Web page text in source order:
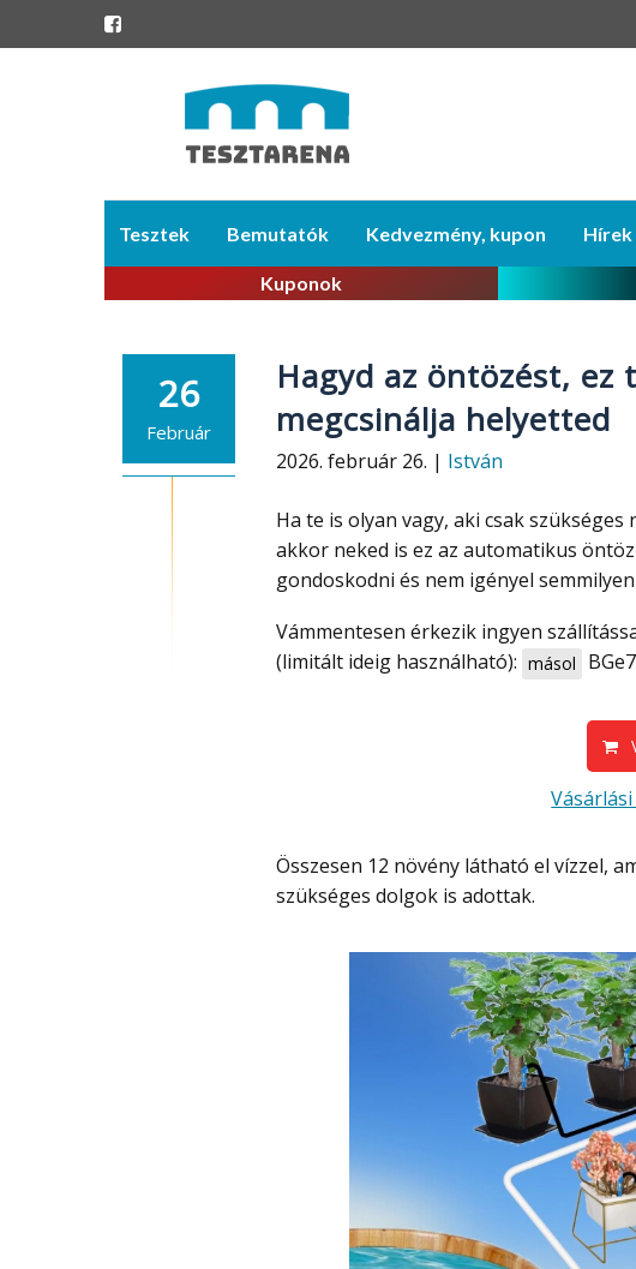
content
Tesztek Bemutatók Kedvezmény, kupon Hírek
Kuponok
26
Február
Hagyd az öntözést,
megcsinálja helyetted
2026. február 26. | István
Ha te is olyan vagy, aki csak
akkor neked is ez az automatikus
gondoskodni és nem igényel
Vámmentesen érkezik ingyen szállítással és kuponnal most olcsó, csak 5800 Ft
(limitált ideig használható): másol
Összesen 12 növény látható el vízzel, amihez a teljes cső rendszer és egyéb
szükséges dolgok is adottak.